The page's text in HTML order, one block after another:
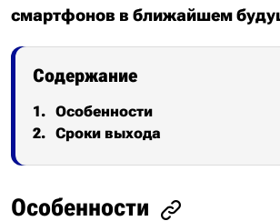
смартфонов в ближайшем
Содержание
Особенности
Сроки выхода
Особенности